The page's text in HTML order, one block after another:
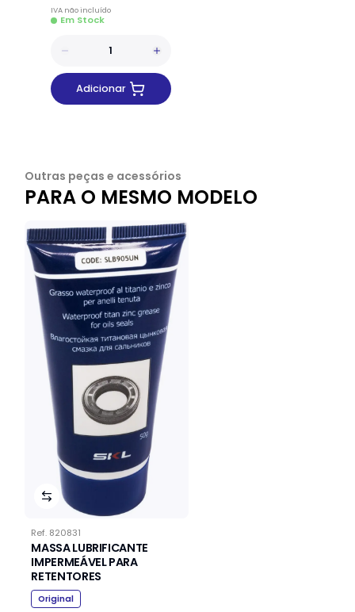
IVAnãoincluído
Em Stock
Adicionar
Outras peças e acessórios
PARA O MESMO MODELO
Ref. 820831
MASSA LUBRIFICANTE
IMPERMEÁVEL PARA
RETENTORES
Original